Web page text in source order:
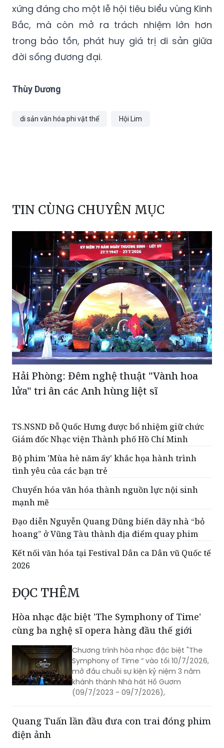
xứng đáng cho một lễ hội tiêu biểu vùng Kinh
Bắc, mà còn mở ra trách nhiệm lớn hơn
trong bảo tồn, phát huy giá trị di sản giữa
đời sống đương đại.
Thùy Dương
di sản văn hóa phi vật thể Hội Lim
TIN CÙNG CHUYÊN MỤC
Hải Phòng: Đêm nghệ thuật "Vành hoa
lửa" tri ân các Anh hùng liệt sĩ
TS.NSND Đỗ Quốc Hưng được bổ nhiệm giữ chức
Giám đốc Nhạc viện Thành phố Hồ Chí Minh
Bộ phim 'Mùa hè năm ấy' khắc họa hành trình
tình yêu của các bạn trẻ
Chuyển hóa văn hóa thành nguồn lực nội sinh
mạnh mẽ
Đạo diễn Nguyễn Quang Dũng biến dãy nhà “bỏ
hoang” ở Vũng Tàu thành địa điểm quay phim
Kết nối văn hóa tại Festival Dân ca Dân vũ Quốc tế
2026
ĐỌC THÊM
Hòa nhạc đặc biệt 'The Symphony of Time'
cùng ba nghệ sĩ opera hàng đầu thế giới
Chương trình hòa nhạc đặc biệt "The
Symphony of Time “ vào tối 10/7/2026,
mở đầu chuỗi sự kiện kỷ niệm 3 năm
khánh thành Nhà hát Hồ Gươm
(09/7/2023 - 09/7/2026),
Quang Tuấn lần đầu đưa con trai đóng phim
điện ảnh